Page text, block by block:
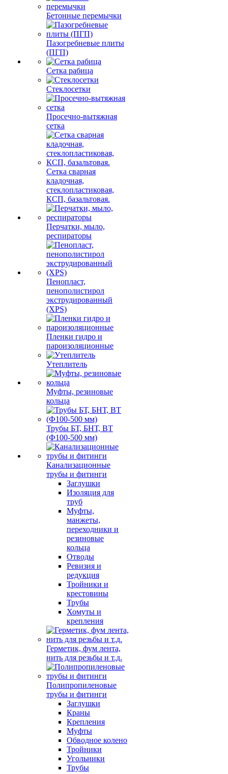
Бетонные перемычки
Пазогребневые плиты
(ПГП)
Сетка рабица
Стеклосетки
Просечно-вытяжная
сетка
Сетка сварная
кладочная,
стеклопластиковая,
КСП, базальтовая.
Перчатки, мыло,
респираторы
Пенопласт,
пенополистирол
экструдированный
(XPS)
Пленки гидро и
пароизоляционные
Утеплитель
Муфты, резиновые
кольца
Трубы БТ, БНТ, ВТ
(Ф100-500 мм)
Канализационные
трубы и фитинги
Заглушки
Изоляция для
труб
Муфты,
манжеты,
переходники и
резиновые
кольца
Отводы
Ревизия и
редукция
Тройники и
крестовины
Трубы
Хомуты и
крепления
Герметик, фум лента,
нить для резьбы и т.д.
Полипропиленовые
трубы и фитинги
Заглушки
Краны
Крепления
Муфты
Обводное колено
Тройники
Угольники
Трубы